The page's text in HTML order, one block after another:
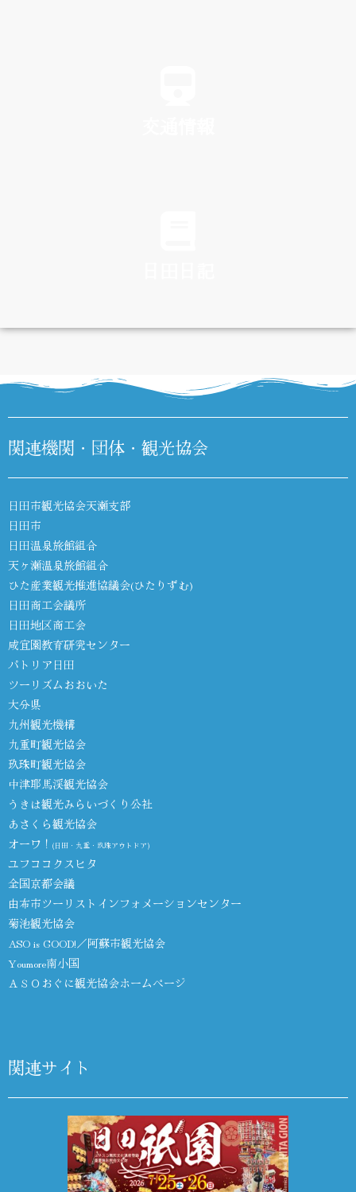
DIARY
関連機関・団体・観光協会
日田市観光協会天瀬支部
日田市
日田温泉旅館組合
天ヶ瀬温泉旅館組合
ひた産業観光推進協議会(ひたりずむ)
日田商工会議所
日田地区商工会
咸宜園教育研究センター
パトリア日田
ツーリズムおおいた
大分県
九州観光機構
九重町観光協会
玖珠町観光協会
中津耶馬渓観光協会
うきは観光みらいづくり公社
あさくら観光協会
オーワ！ (日田・九重・玖珠アウトドア)
ユフココクスヒタ
全国京都会議
由布市ツーリストインフォメーションセンター
菊池観光協会
ASO is GOOD!／阿蘇市観光協会
Youmore南小国
ＡＳＯおぐに観光協会ホームページ
関連サイト